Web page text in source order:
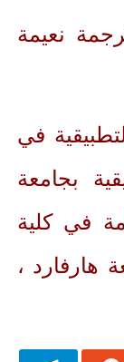
نعيمة
في
بجامعة
في كلية
هارفارد ،